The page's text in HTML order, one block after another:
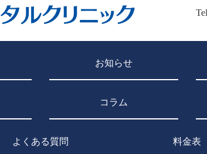
お知らせ
コラム
よくある質問 料金表